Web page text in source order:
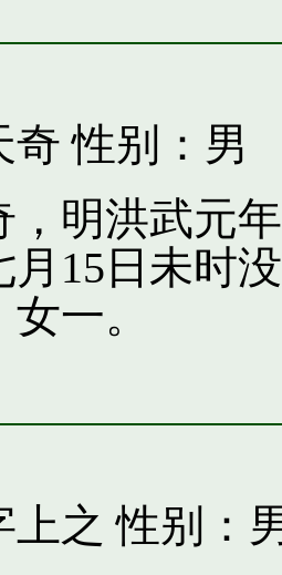
奇 性别：男
，明洪武元
月15日未时
一。
上之 性别：